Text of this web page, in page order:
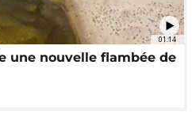
01:14
une nouvelle flambée de